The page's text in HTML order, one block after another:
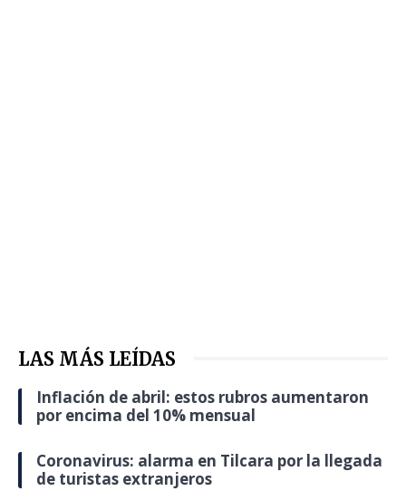
LAS MÁS LEÍDAS
Inflación de abril: estos rubros aumentaron
por encima del 10% mensual
Coronavirus: alarma en Tilcara por la llegada
de turistas extranjeros